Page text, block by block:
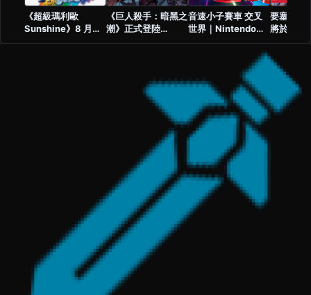
《超級瑪利歐
Sunshine》8 月加
入 Nintendo
《巨人殺手：暗黑之
潮》正式登陸
Nintendo Switch
音速小子賽車 交叉
世界｜Nintendo
Switch 2 版正式定
要塞英雄
將於
Switch 2
版